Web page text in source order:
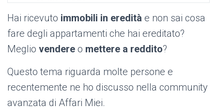
T
Hai ricevuto immobili in eredità e non sai cosa
fare degli appartamenti che hai ereditato?
Meglio vendere o mettere a reddito?
Questo tema riguarda molte persone e
recentemente ne ho discusso nella community
avanzata di Affari Miei.